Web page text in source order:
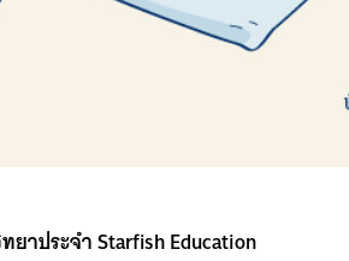
าประจำ Starfish Education